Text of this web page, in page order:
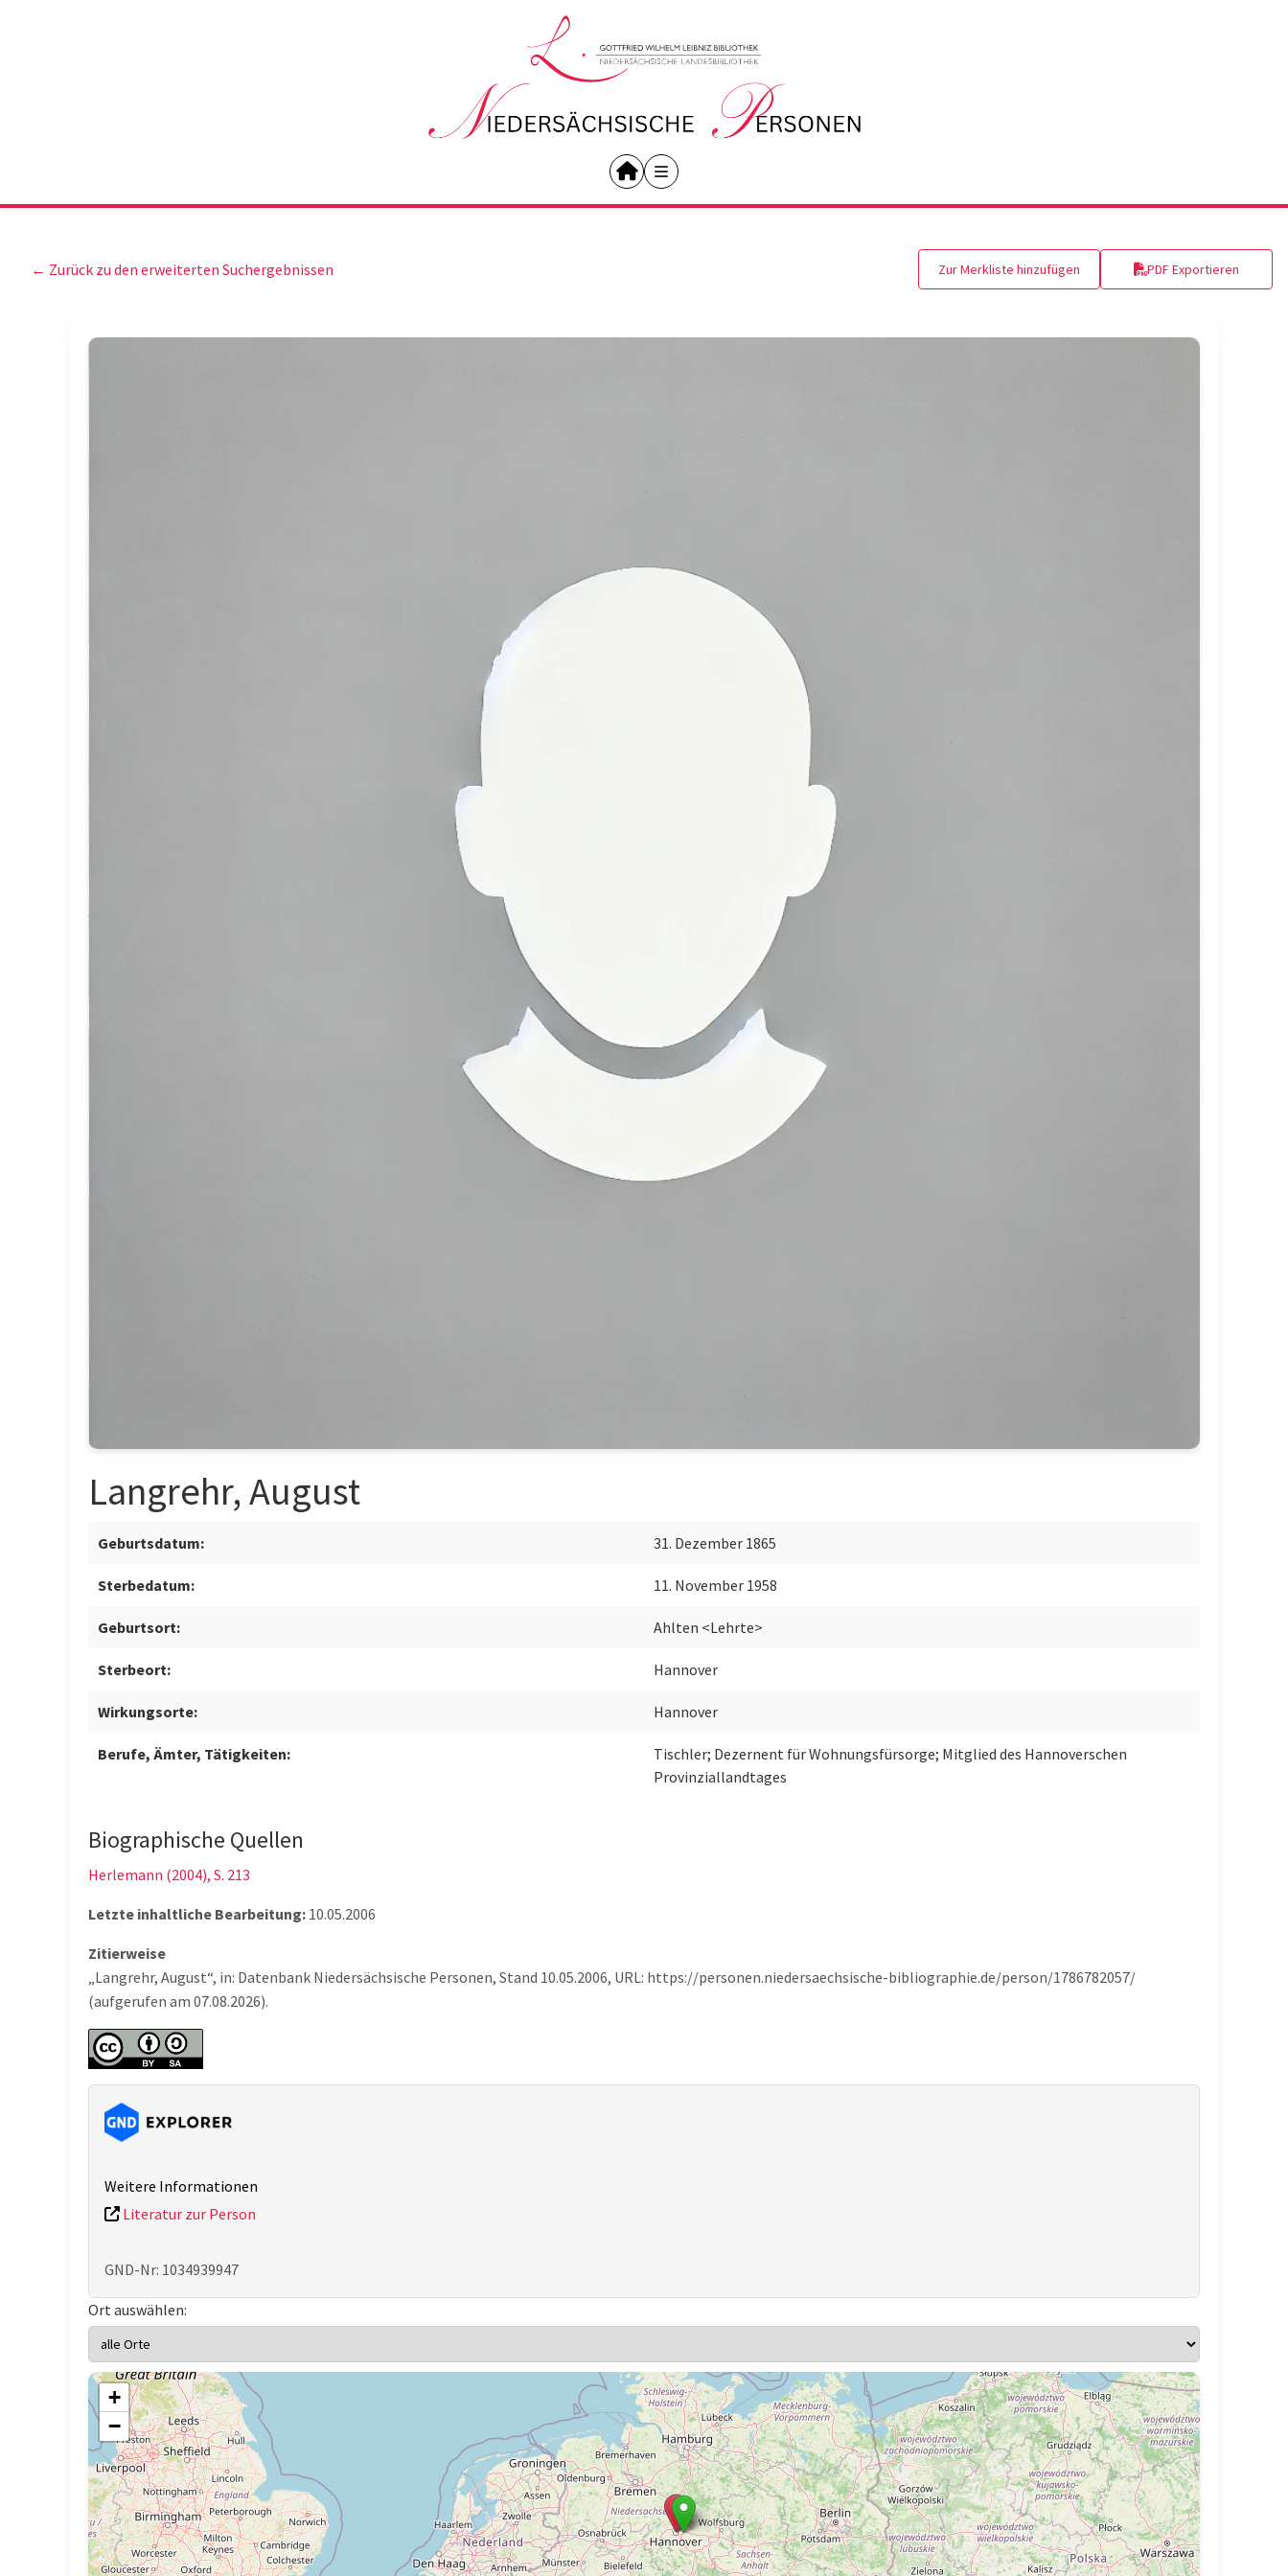
← Zurück zu den erweiterten Suchergebnissen Zur Merkliste hinzufügen PDF Exportieren
Langrehr, August
Geburtsdatum: 31. Dezember 1865
Sterbedatum: 11. November 1958
Geburtsort: Ahlten <Lehrte>
Sterbeort: Hannover
Wirkungsorte: Hannover
Berufe, Ämter, Tätigkeiten:
Tischler; Dezernent für Wohnungsfürsorge; Mitglied des Hannoverschen
Provinziallandtages
Biographische Quellen
Herlemann (2004), S. 213
Letzte inhaltliche Bearbeitung: 10.05.2006
Zitierweise
„Langrehr, August“, in: Datenbank Niedersächsische Personen, Stand 10.05.2006, URL: https://personen.niedersaechsische-bibliographie.de/person/1786782057/
(aufgerufen am 07.08.2026).
Weitere Informationen
Literatur zur Person
GND-Nr: 1034939947
Ort auswählen:
+
−